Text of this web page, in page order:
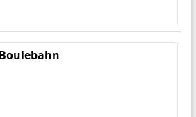
Boulebahn